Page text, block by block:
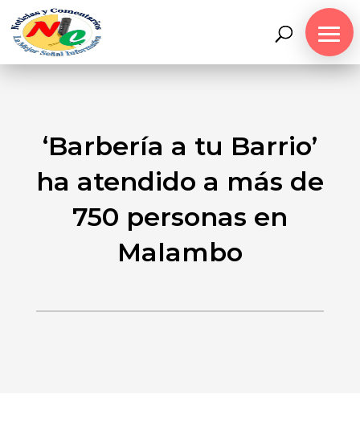
‘Barbería a tu Barrio’
ha atendido a más de
750 personas en
Malambo